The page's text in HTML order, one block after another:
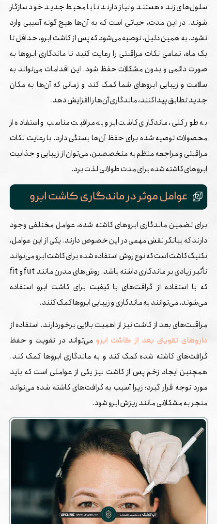
سلول‌های زنده هستند و نیاز دارند تا با محیط جدید خود سازگار
شوند. در این مدت، حیاتی است که به آن‌ها هیچ گونه آسیبی وارد
نشود. به همین دلیل، توصیه می‌شود که پس از کاشت ابرو، حداقل تا
یک ماه، تمامی نکات مراقبتی را رعایت کنید تا ماندگاری ابروها به
صورت دائمی و بدون مشکلات حفظ شود. این اقدامات می‌تواند به
سلامت و زیبایی ابروهای شما کمک کند و زمانی که آن‌ها به مکان
جدید تطابق پیدا کنند، ماندگاری آن‌ها را افزایش دهد.
به طور کلی، ماندگاری کاشت ابرو به مراقبت مناسب و استفاده از
محصولات توصیه شده برای حفظ آن‌ها بستگی دارد. با رعایت نکات
مراقبتی و مراجعه منظم به متخصصین، می‌توان از زیبایی و جذابیت
ابروهای کاشته شده برای مدت طولانی لذت برد.
عوامل موثر در ماندگاری کاشت ابرو
برای تضمین ماندگاری ابروهای کاشته شده، عوامل مختلفی وجود
دارند که بیانگر نقش مهمی در این خصوص دارند. یکی از این عوامل،
تکنیک کاشت است که نوع روش استفاده شده برای کاشت ابرو می‌تواند
تأثیر زیادی بر ماندگاری داشته باشد. روش‌های مدرن مانند fut و fit
که با استفاده از گرافت‌های با کیفیت برای کاشت ابرو استفاده
می‌شوند، می‌توانند به ماندگاری و زیبایی ابروها کمک کنند.
مراقبت‌های بعد از کاشت نیز از اهمیت بالایی برخوردارند. استفاده از
داروهای تقویتی بعد از کاشت ابرو می‌تواند در تقویت و حفظ
گرافت‌های کاشته شده کمک کند و به ماندگاری ابروها کمک کند.
همچنین ایجاد زخم پس از کاشت نیز یکی از عواملی است که باید
مورد توجه قرار گیرد؛ زیرا آسیب به گرافت‌های کاشته شده می‌تواند
منجر به مشکلاتی مانند ریزش ابرو شود.